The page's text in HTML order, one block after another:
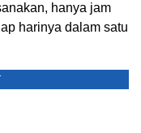
hanya jam
harinya dalam satu